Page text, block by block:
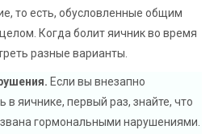
то есть, обусловленные общим
Когда болит яичник во время
разные варианты.
Если вы внезапно
в яичнике, первый раз, знайте, что
гормональными нарушениями.